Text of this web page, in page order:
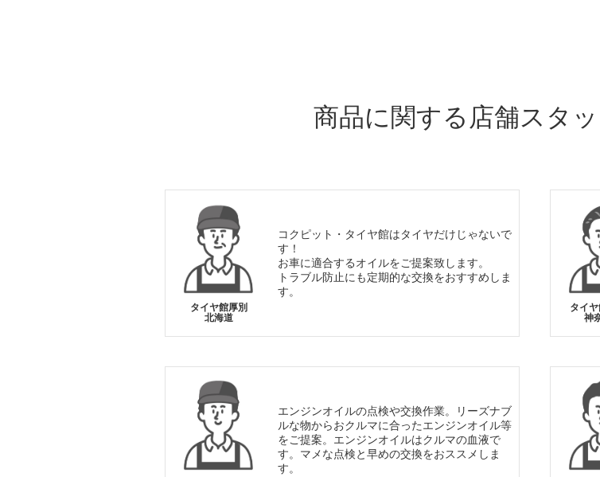
商品に関する店舗スタ
タイヤ館厚別
北海道
コクピット・タイヤ館はタイヤだけじゃないで
す！
お車に適合するオイルをご提案致します。
トラブル防止にも定期的な交換をおすすめしま
す。
タイ
神
エンジンオイルの点検や交換作業。リーズナブ
ルな物からおクルマに合ったエンジンオイル等
をご提案。エンジンオイルはクルマの血液で
す。マメな点検と早めの交換をおススメしま
す。